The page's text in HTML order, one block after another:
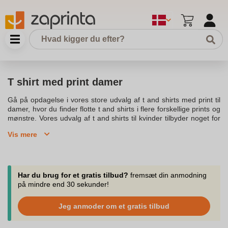
T shirt med print damer
Gå på opdagelse i vores store udvalg af t and shirts med print til
damer, hvor du finder flotte t and shirts i flere forskellige prints og
mønstre. Vores udvalg af t and shirts til kvinder tilbyder noget for
styles med alt fra jeans til nederdel. Disse t and shirts med print
af grafiske t and shirts og t and shirts med slogans, kan du finde
dine nye favoritter til garderoben. Den store modeverden tilbyder
moderigtige overdele i god kvalitet, og vores nyeste kollektion af
tilbyder fri fragt og gratis retur, så du kan købe med tillid og få
hurtig levering. Enhver kvinde, der er på udkig efter en sikker
vinder i klædeskabet, vil finde vores sortiment perfekt til at
Vis mere
Har du brug for et gratis tilbud? fremsæt din anmodning
på mindre end 30 sekunder!
Jeg anmoder om et gratis tilbud